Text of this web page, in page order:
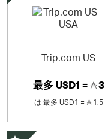
Trip.com US
最多 USD1 = 3
は 最多 USD1 = 1.5